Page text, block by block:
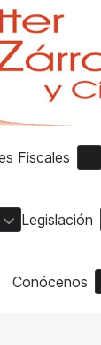
Fiscales
Legislación
Conócenos